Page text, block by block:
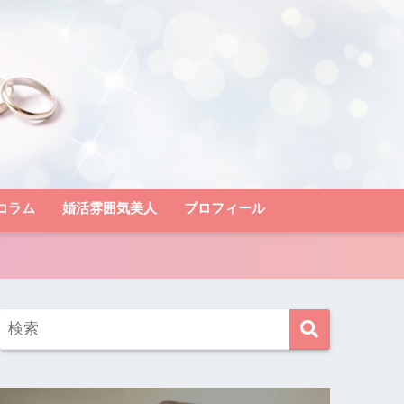
ラム 婚活雰囲気美人 プロフィール